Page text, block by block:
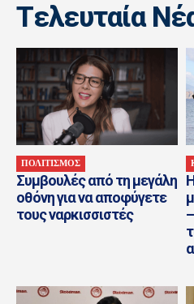
Tελευταία
ΠΟΛΙΤΙΣΜΟΣ
Συμβουλές από τη μεγάλη
οθόνη για να αποφύγετε
τους ναρκισσιστές